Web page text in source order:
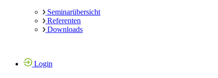
Seminarübersicht
Referenten
Downloads
Login